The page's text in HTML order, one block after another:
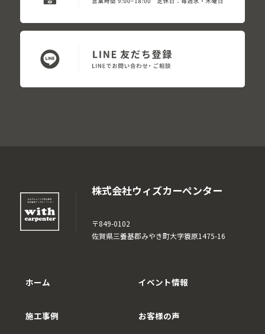
株式会社ウィズカーペンター
〒849-0102
佐賀県三養基郡みやき町大字簑原1475-16
ホーム
施工事例
イベント情報
お客様の声